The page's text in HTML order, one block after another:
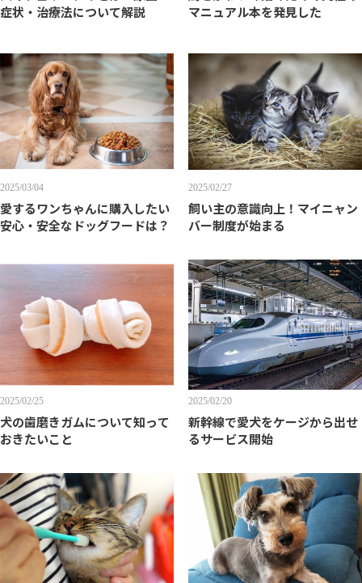
症状・治療法について解説
マニュアル本を発見した
2025/03/04
愛するワンちゃんに購入したい
安心・安全なドッグフードは？
2025/02/27
飼い主の意識向上！マイニャン
バー制度が始まる
2025/02/25
犬の歯磨きガムについて知って
おきたいこと
2025/02/20
新幹線で愛犬をケージから出せ
るサービス開始